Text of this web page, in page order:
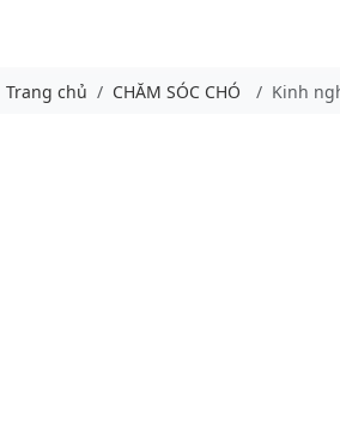
Trang chủ CHĂM SÓC CHÓ Kinh